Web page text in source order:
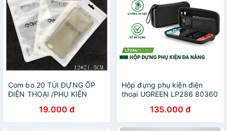
Com bo 20 TÚI ĐỰNG ỐP
ĐIỆN THOẠI /PHỤ KIỆN
19.000 đ
Hộp đựng phụ kiện điện
thoại UGREEN LP286 80360
135.000 đ